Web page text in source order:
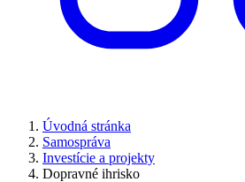
Úvodná stránka
Samospráva
Investície a projekty
Dopravné ihrisko